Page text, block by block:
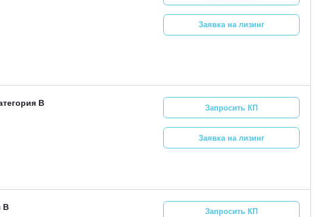
Заявка на лизинг
В Запросить КП
Заявка на лизинг
В Запросить КП